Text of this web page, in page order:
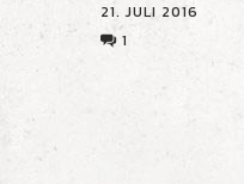
21. JULI 2016
1